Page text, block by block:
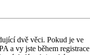
dvě věci. Pokud je ve
a vy jste během registrace